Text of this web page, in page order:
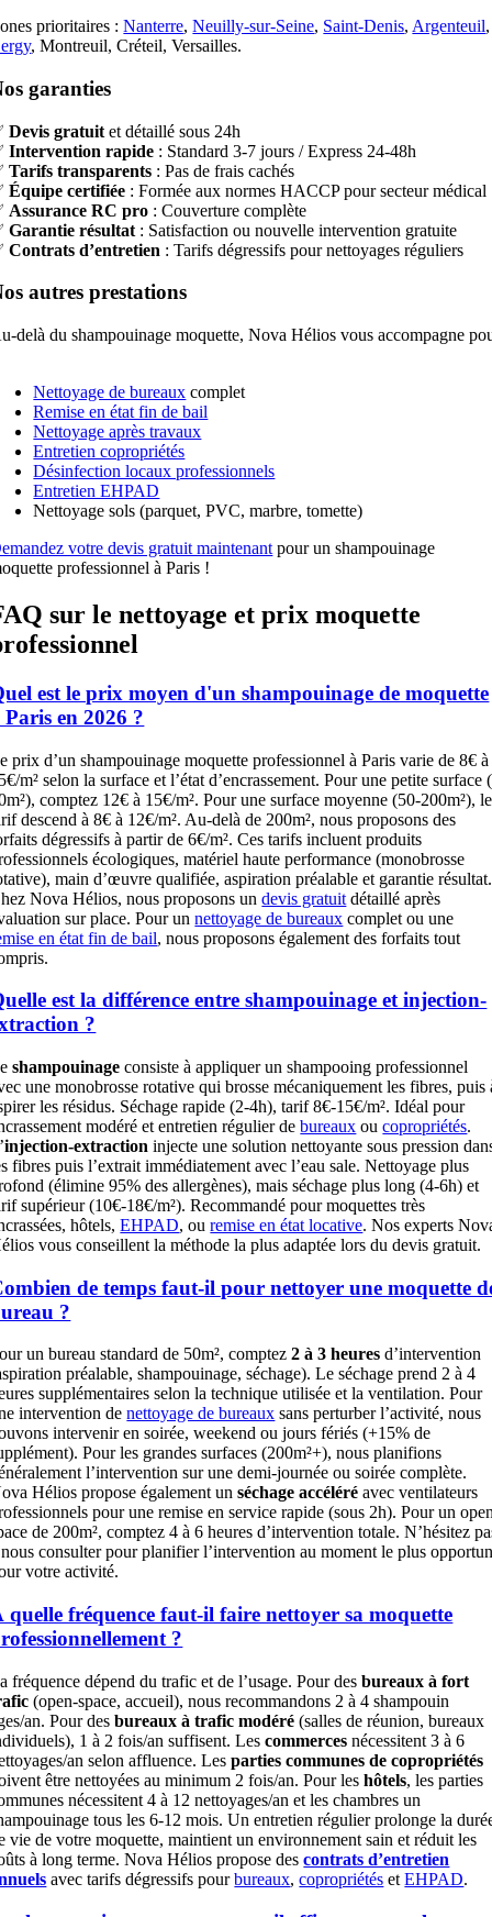
prioritaires :Nanterre,Neuilly-sur-Seine, Saint-Denis, Argenteuil,
, Montreuil, Créteil, Versailles.
garanties
Devis gratuit et détaillé sous 24h
Intervention rapide : Standard 3-7 jours / Express 24-48h
Tarifs transparents : Pas de frais cachés
Équipe certifiée : Formée aux normes HACCP pour secteur médical
Assurance RC pro : Couverture complète
Garantie résultat : Satisfaction ou nouvelle intervention gratuite
Contrats d’entretien : Tarifs dégressifs pour nettoyages réguliers
autres prestations
delà du shampouinage moquette, Nova Hélios vous accompagne
Nettoyage de bureaux complet
Remise en état fin de bail
Nettoyage après travaux
Entretien copropriétés
Désinfection locaux professionnels
Entretien EHPAD
Nettoyage sols (parquet, PVC, marbre, tomette)
votre devis gratuit maintenant pour un shampouinage
professionnel à Paris !
sur le nettoyage et prix moquette
est le prix moyen d'un shampouinage de moquette
Paris en 2026 ?
prix d’un shampouinage moquette professionnel à Paris varie de 8€ à
m² selon la surface et l’état d’encrassement. Pour une petite surface
comptez 12€ à 15€/m². Pour une surface moyenne (50-200m²), le
descend à 8€ à 12€/m². Au-delà de 200m², nous proposons des
dégressifs à partir de 6€/m². Ces tarifs incluent produits
écologiques, matériel haute performance (monobrosse
main d’œuvre qualifiée, aspiration préalable et garantie résultat.
Nova Hélios, nous proposons undevis gratuit détaillé après
sur place. Pour unnettoyage de bureaux complet ou une
en état fin de bail, nous proposons également des forfaits tout
est la différence entre shampouinage et injection-
?
shampouinage consiste à appliquer un shampooing professionnel
une monobrosse rotative qui brosse mécaniquement les fibres, puis
les résidus. Séchage rapide (2-4h), tarif 8€-15€/m². Idéal pour
modéré et entretien régulier debureaux oucopropriétés.
injection-extraction injecte une solution nettoyante sous pression
fibres puis l’extrait immédiatement avec l’eau sale. Nettoyage plus
(élimine 95% des allergènes), mais séchage plus long (4-6h) et
supérieur (10€-18€/m²). Recommandé pour moquettes très
hôtels,EHPAD, ouremise en état locative. Nos experts
vous conseillent la méthode la plus adaptée lors du devis gratuit.
de temps faut-il pour nettoyer une moquette
?
un bureau standard de 50m², comptez2 à 3 heures d’intervention
préalable, shampouinage, séchage). Le séchage prend 2 à 4
supplémentaires selon la technique utilisée et la ventilation. Pour
intervention denettoyage de bureaux sans perturber l’activité, nous
intervenir en soirée, weekend ou jours fériés (+15% de
Pour les grandes surfaces (200m²+), nous planifions
l’intervention sur une demi-journée ou soirée complète.
Hélios propose également unséchage accéléré avec ventilateurs
pour une remise en service rapide (sous 2h). Pour un
de 200m², comptez 4 à 6 heures d’intervention totale. N’hésitez
consulter pour planifier l’intervention au moment le plus
votre activité.
quelle fréquence faut-il faire nettoyer sa moquette
?
fréquence dépend du trafic et de l’usage. Pour desbureaux à fort
(open-space, accueil), nous recommandons 2 à 4 shampouin
an. Pour desbureaux à trafic modéré (salles de réunion, bureaux
1 à 2 fois/an suffisent. Lescommerces nécessitent 3 à 6
an selon affluence. Lesparties communes de copropriétés
être nettoyées au minimum 2 fois/an. Pour leshôtels, les parties
nécessitent 4 à 12 nettoyages/an et les chambres un
tous les 6-12 mois. Un entretien régulier prolonge la
vie de votre moquette, maintient un environnement sain et réduit les
à long terme. Nova Hélios propose descontrats d’entretien
avec tarifs dégressifs pourbureaux,copropriétés etEHPAD.